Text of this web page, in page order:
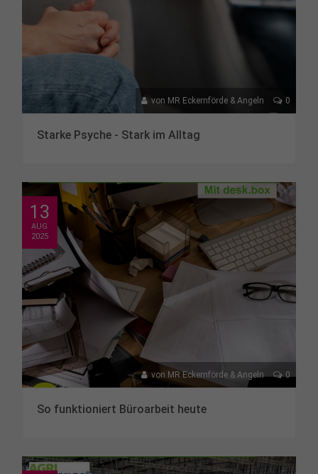
von MR Eckernförde & Angeln 0
Starke Psyche - Stark im Alltag
13
AUG
2025
von MR Eckernförde & Angeln 0
So funktioniert Büroarbeit heute